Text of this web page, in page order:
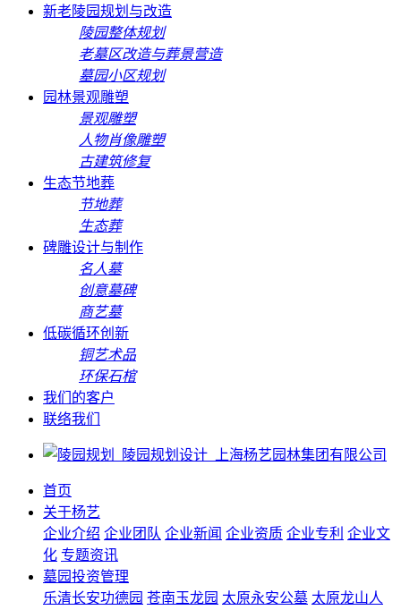
新老陵园规划与改造
陵园整体规划
老墓区改造与葬景营造
墓园小区规划
园林景观雕塑
景观雕塑
人物肖像雕塑
古建筑修复
生态节地葬
节地葬
生态葬
碑雕设计与制作
名人墓
创意墓碑
商艺墓
低碳循环创新
铜艺术品
环保石棺
我们的客户
联络我们
首页
关于杨艺
企业介绍 企业团队 企业新闻 企业资质 企业专利 企业文
化 专题资讯
墓园投资管理
乐清长安功德园 苍南玉龙园 太原永安公墓 太原龙山人